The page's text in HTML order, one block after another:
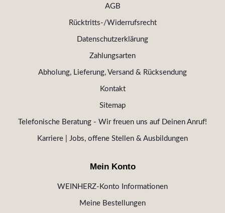
AGB
Rücktritts-/Widerrufsrecht
Datenschutzerklärung
Zahlungsarten
Abholung, Lieferung, Versand & Rücksendung
Kontakt
Sitemap
Telefonische Beratung - Wir freuen uns auf Deinen Anruf!
Karriere | Jobs, offene Stellen & Ausbildungen
Mein Konto
WEINHERZ-Konto Informationen
Meine Bestellungen